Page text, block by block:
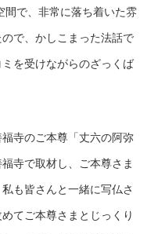
間で、非常に落ち着いた雰
で、かしこまった法話で
を受けながらのざっくば
寺のご本尊「丈六の阿弥
寺で取材し、ご本尊さま
も皆さんと一緒に写仏さ
てご本尊さまとじっくり